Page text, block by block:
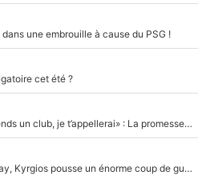
une embrouille à cause du PSG !
cet été ?
Mercato - OM - «Dès que je prends un club, je t’appellerai» : La promesse de Marcelino au moment de claquer la porte
Victime de racisme contre Murray, Kyrgios pousse un énorme coup de gueule !